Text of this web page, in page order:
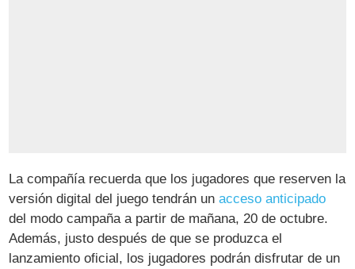
La compañía recuerda que los jugadores que reserven la
versión digital del juego tendrán unacceso anticipado
del modo campaña a partir de mañana, 20 de octubre.
Además, justo después de que se produzca el
lanzamiento oficial, los jugadores podrán disfrutar de un